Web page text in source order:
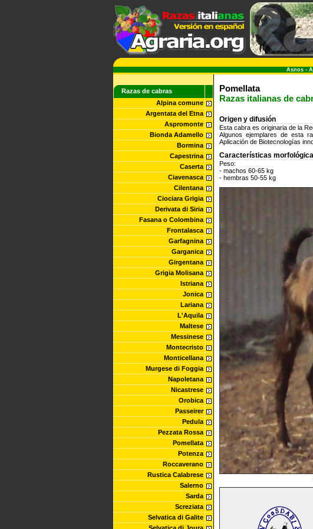
Asnos -
Razas de cabras
Alpina comune
Argentata del Etna
Aspromonte
Bionda Adamello
Bormina
Capestrina
Caserta
Ciavenasca
Cilentana
Ciociara Grigia
Derivata di Siria
Fasana o Colombina
Frontalasca
Garfagnina
Garganica
Girgentana
Grigia Molisana
Istriana
Jonica
Lariana
L'Aquila
Maltese
Messinese
Montecristo
Monticellana
Murgese di Foggia
Napoletana
Nicastrese
Orobica
Passeirer
Pedula
Pezzata Rossa
Pomellata
Potenza
Roccaverano
Rustica Calabrese
Salerno
Sarda
Screziata
Selvatica di Galite
Pomellata
Razas italianas de
Origen y difusión
Esta cabra es originaria de la
Algunos ejemplares de esta
Aplicación de Biotecnologías
Características
Peso:
- machos 60-65 kg
- hembras 50-55 kg